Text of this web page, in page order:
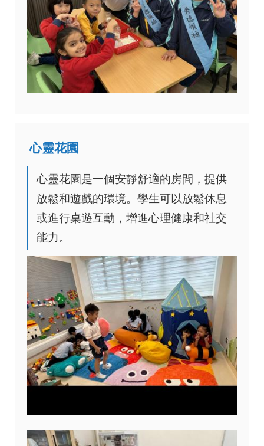
心靈花園
心靈花園是一個安靜舒適的房間，提供
放鬆和遊戲的環境。學生可以放鬆休息
或進行桌遊互動，增進心理健康和社交
能力。